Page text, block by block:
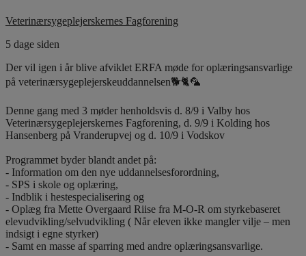
Veterinærsygeplejerskernes Fagforening
5 dage siden
Der vil igen i år blive afviklet ERFA møde for oplæringsansvarlige
på veterinærsygeplejerskeuddannelsen🐕🐈🦜
Denne gang med 3 møder henholdsvis d. 8/9 i Valby hos
Veterinærsygeplejerskernes Fagforening, d. 9/9 i Kolding hos
Hansenberg på Vranderupvej og d. 10/9 i Vodskov
Programmet byder blandt andet på:
- Information om den nye uddannelsesforordning,
- SPS i skole og oplæring,
- Indblik i hestespecialisering og
- Oplæg fra Mette Overgaard Riise fra M-O-R om styrkebaseret
elevudvikling/selvudvikling ( Når eleven ikke mangler vilje – men
indsigt i egne styrker)
- Samt en masse af sparring med andre oplæringsansvarlige.